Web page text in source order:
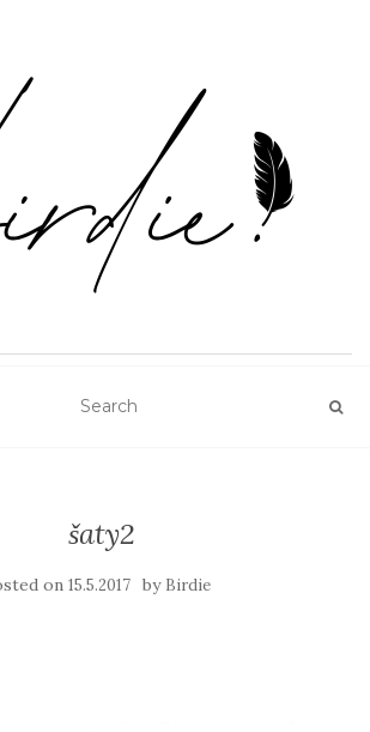
šaty2
on 15.5.2017 by Birdie